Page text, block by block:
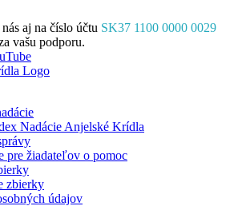
aj na číslo účtu SK37 1100 0000 0029
vašu podporu.
Nadácie Anjelské Krídla
pre žiadateľov o pomoc
zbierky
údajov